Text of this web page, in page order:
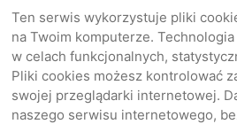
Ten serwis wykorzystuje pliki
na Twoim komputerze.
w celach funkcjonalnych,
Pliki cookies możesz kontrolować
swojej przeglądarki internetowej.
naszego serwisu internetowego,